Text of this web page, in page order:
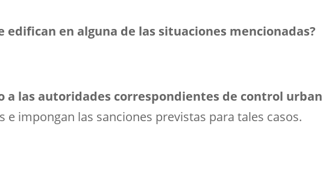
edifican en alguna de las situaciones mencionadas?
a las autoridades correspondientes de control
impongan las sanciones previstas para tales casos.